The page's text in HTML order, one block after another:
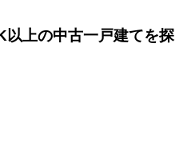
上の中古一戸建てを探